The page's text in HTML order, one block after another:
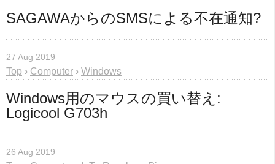
SAGAWAからのSMSによる不在通知?
27 Aug 2019
Top › Computer › Windows
Windows用のマウスの買い替え:
Logicool G703h
26 Aug 2019